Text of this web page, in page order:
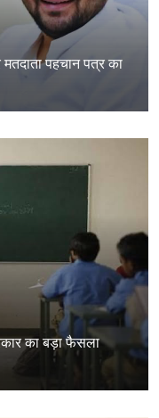
पहचान पत्र का
का बड़ा फैसला